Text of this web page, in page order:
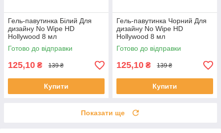
Гель-павутинка Білий Для
дизайну No Wipe HD
Hollywood 8 мл
Готово до відправки
125,10 ₴ 139 ₴
Купити
Гель-павутинка Чорний Для
дизайну No Wipe HD
Hollywood 8 мл
Готово до відправки
125,10 ₴ 139 ₴
Купити
Показати ще